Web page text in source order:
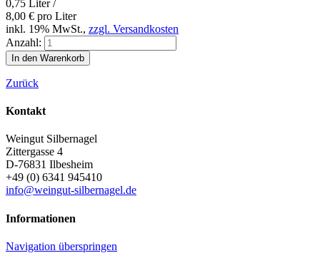
0,75 Liter /
8,00 € pro Liter
inkl. 19% MwSt., zzgl. Versandkosten
Anzahl:
Zurück
Kontakt
Weingut Silbernagel
Zittergasse 4
D-76831 Ilbesheim
+49 (0) 6341 945410
info@weingut-silbernagel.de
Informationen
Navigation überspringen